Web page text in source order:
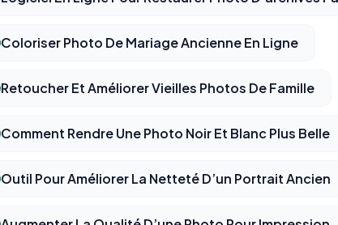
Coloriser Photo De Mariage Ancienne En Ligne
Retoucher Et Améliorer Vieilles Photos De Famille
Comment Rendre Une Photo Noir Et Blanc Plus Belle
Outil Pour Améliorer La Netteté D’un Portrait Ancien